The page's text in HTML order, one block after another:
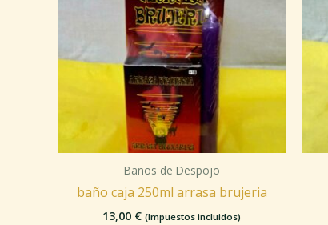
Baños de Despojo
baño caja 250ml arrasa brujeria
13,00 € (Impuestos incluidos)